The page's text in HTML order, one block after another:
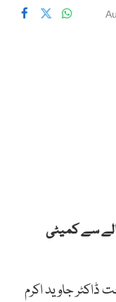
سے کمیٹی
ڈاکٹر جاوید اکرم